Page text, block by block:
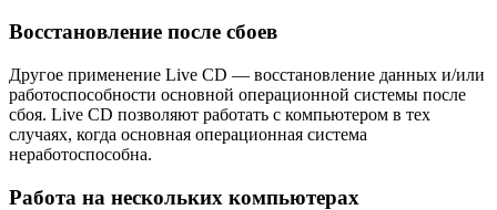
Восстановление после сбоев
Другое применение Live CD — восстановление данных и/или
работоспособности основной операционной системы после
сбоя. Live CD позволяют работать с компьютером в тех
случаях, когда основная операционная система
неработоспособна.
Работа на нескольких компьютерах